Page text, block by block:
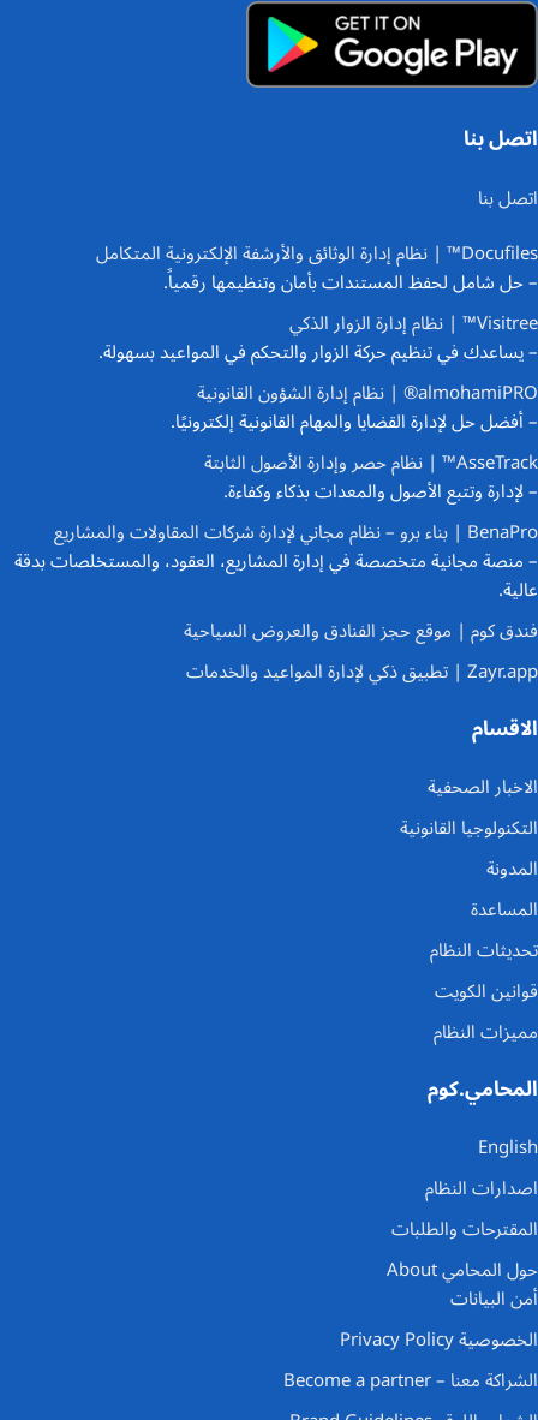
اتصل بنا
اتصل بنا
Docufiles™ | نظام إدارة الوثائق والأرشفة الإلكترونية المتكامل
– حل شامل لحفظ المستندات بأمان وتنظيمها رقمياً.
Visitree™ | نظام إدارة الزوار الذكي
– يساعدك في تنظيم حركة الزوار والتحكم في المواعيد بسهولة.
almohamiPRO® | نظام إدارة الشؤون القانونية
– أفضل حل لإدارة القضايا والمهام القانونية إلكترونيًا.
AsseTrack™ | نظام حصر وإدارة الأصول الثابتة
– لإدارة وتتبع الأصول والمعدات بذكاء وكفاءة.
BenaPro | بناء برو – نظام مجاني لإدارة شركات المقاولات والمشاريع
– منصة مجانية متخصصة في إدارة المشاريع، العقود، والمستخلصات بدقة
عالية.
فندق كوم | موقع حجز الفنادق والعروض السياحية
Zayr.app | تطبيق ذكي لإدارة المواعيد والخدمات
الاقسام
الاخبار الصحفية
التكنولوجيا القانونية
المدونة
المساعدة
تحديثات النظام
قوانين الكويت
مميزات النظام
المحامي.كوم
English
اصدارات النظام
المقترحات والطلبات
حول المحامي About
أمن البيانات
الخصوصية Privacy Policy
الشراكة معنا – Become a partner